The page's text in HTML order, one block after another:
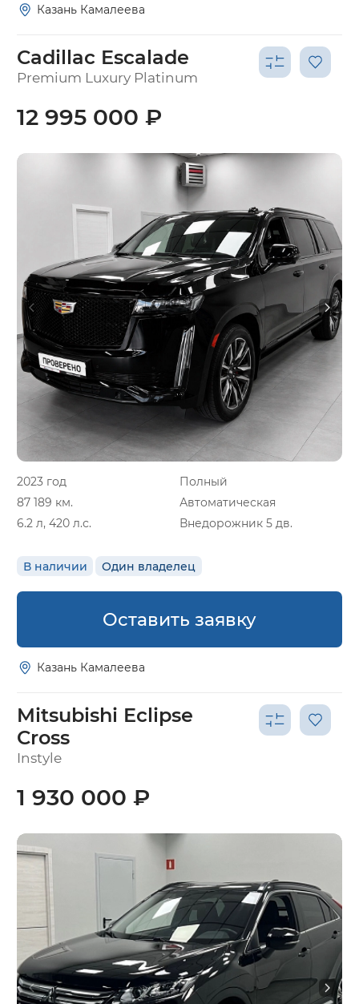
Казань Камалеева
Cadillac Escalade
Premium Luxury Platinum
2023 год
Полный
87 189 км.
Автоматическая
6.2 л, 420 л.с.
Внедорожник 5 дв.
В наличии Один владелец
12 995 000 ₽
Оставить заявку
Казань Камалеева
Mitsubishi Eclipse
Cross
Instyle
1 930 000 ₽